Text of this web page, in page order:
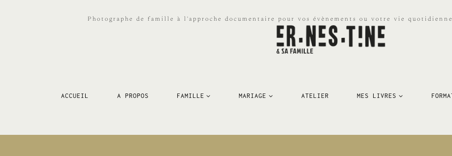
Photographe de famille à l'approche documentaire pour vos évènements ou votre vie
ACCUEIL A PROPOS FAMILLE MARIAGE ATELIER MES LIVRES